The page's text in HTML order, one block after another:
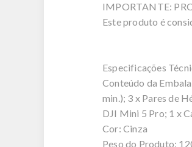
IMPORTANTE:
Este produto é
Especificações
Conteúdo da
min.); 3 x Pares de
DJI Mini 5 Pro; 1 x
Cor: Cinza
Peso do Produto: